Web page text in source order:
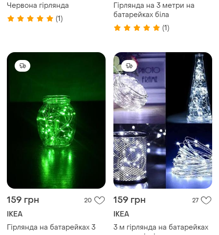
Червона гірлянда
(1)
Гірлянда на 3 метри на
батарейках біла
(1)
159 грн 20
IKEA
Гірлянда на батарейках 3
159 грн 27
IKEA
3 м гірлянда на батарейках